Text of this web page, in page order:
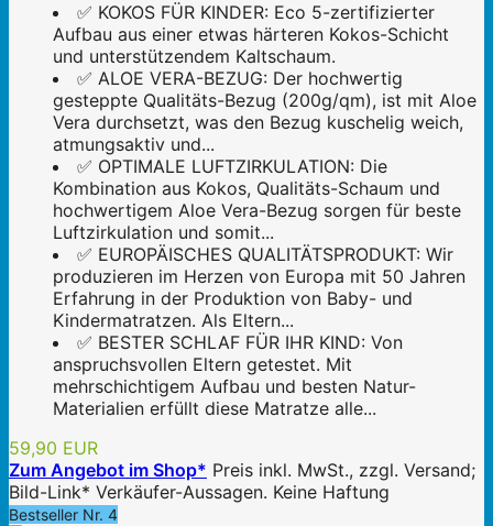
✅ KOKOS FÜR KINDER: Eco 5-zertifizierter
Aufbau aus einer etwas härteren Kokos-Schicht
und unterstützendem Kaltschaum.
✅ ALOE VERA-BEZUG: Der hochwertig
gesteppte Qualitäts-Bezug (200g/qm), ist mit Aloe
Vera durchsetzt, was den Bezug kuschelig weich,
atmungsaktiv und...
✅ OPTIMALE LUFTZIRKULATION: Die
Kombination aus Kokos, Qualitäts-Schaum und
hochwertigem Aloe Vera-Bezug sorgen für beste
Luftzirkulation und somit...
✅ EUROPÄISCHES QUALITÄTSPRODUKT: Wir
produzieren im Herzen von Europa mit 50 Jahren
Erfahrung in der Produktion von Baby- und
Kindermatratzen. Als Eltern...
✅ BESTER SCHLAF FÜR IHR KIND: Von
anspruchsvollen Eltern getestet. Mit
mehrschichtigem Aufbau und besten Natur-
Materialien erfüllt diese Matratze alle...
59,90 EUR
Zum Angebot im Shop* Preis inkl. MwSt., zzgl. Versand;
Bild-Link* Verkäufer-Aussagen. Keine Haftung
Bestseller Nr. 4